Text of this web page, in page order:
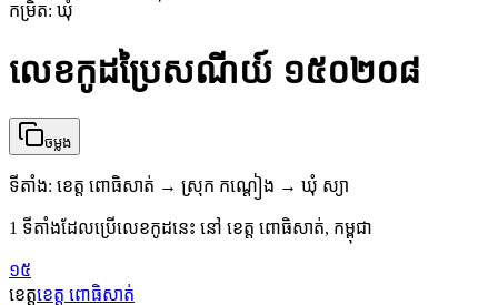
កម្រិត: ឃុំ
លេខកូដប្រៃសណីយ៍ ១៥០២០៨
ចម្លង
ទីតាំង: ខេត្ត ពោធិសាត់ → ស្រុក កណ្ដៀង → ឃុំ ស្យា
1 ទីតាំងដែលប្រើលេខកូដនេះ នៅ ខេត្ត ពោធិសាត់, កម្ពុជា
១៥
ខេត្តខេត្ត ពោធិសាត់